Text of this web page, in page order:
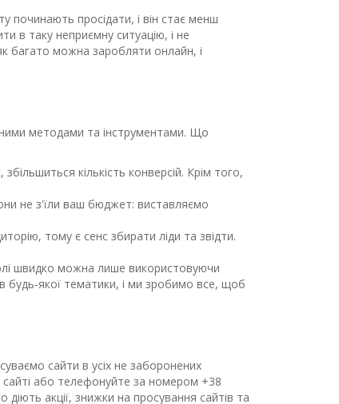
починають просідати, і він стає менш
в таку неприємну ситуацію, і не
багато можна заробляти онлайн, і
методами та інструментами. Що
кількість конверсій. Крім того,
не з'їли ваш бюджет: виставляємо
тому є сенс збирати ліди та звідти.
швидко можна лише використовуючи
будь-якої тематики, і ми зробимо все, щоб
сайти в усіх не заборонених
або телефонуйте за номером +38
акції, знижки на просування сайтів та